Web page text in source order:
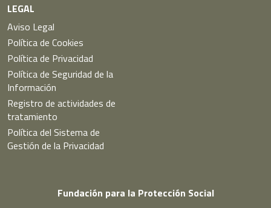
LEGAL
Aviso Legal
Política de Cookies
Política de Privacidad
Política de Seguridad de la
Información
Registro de actividades de
tratamiento
Política del Sistema de
Gestión de la Privacidad
Fundación para la Protección Social